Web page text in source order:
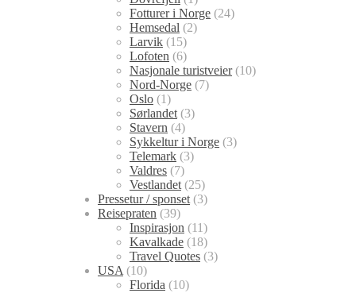
Fotturer i Norge (24)
Hemsedal (2)
Larvik (15)
Lofoten (6)
Nasjonale turistveier(10)
Nord-Norge (7)
Oslo (1)
Sørlandet (3)
Stavern (4)
Sykkeltur i Norge (3)
Telemark (3)
Valdres (7)
Vestlandet (25)
Pressetur / sponset (3)
Reisepraten (39)
Inspirasjon (11)
Kavalkade (18)
Travel Quotes (3)
USA (10)
Florida (10)